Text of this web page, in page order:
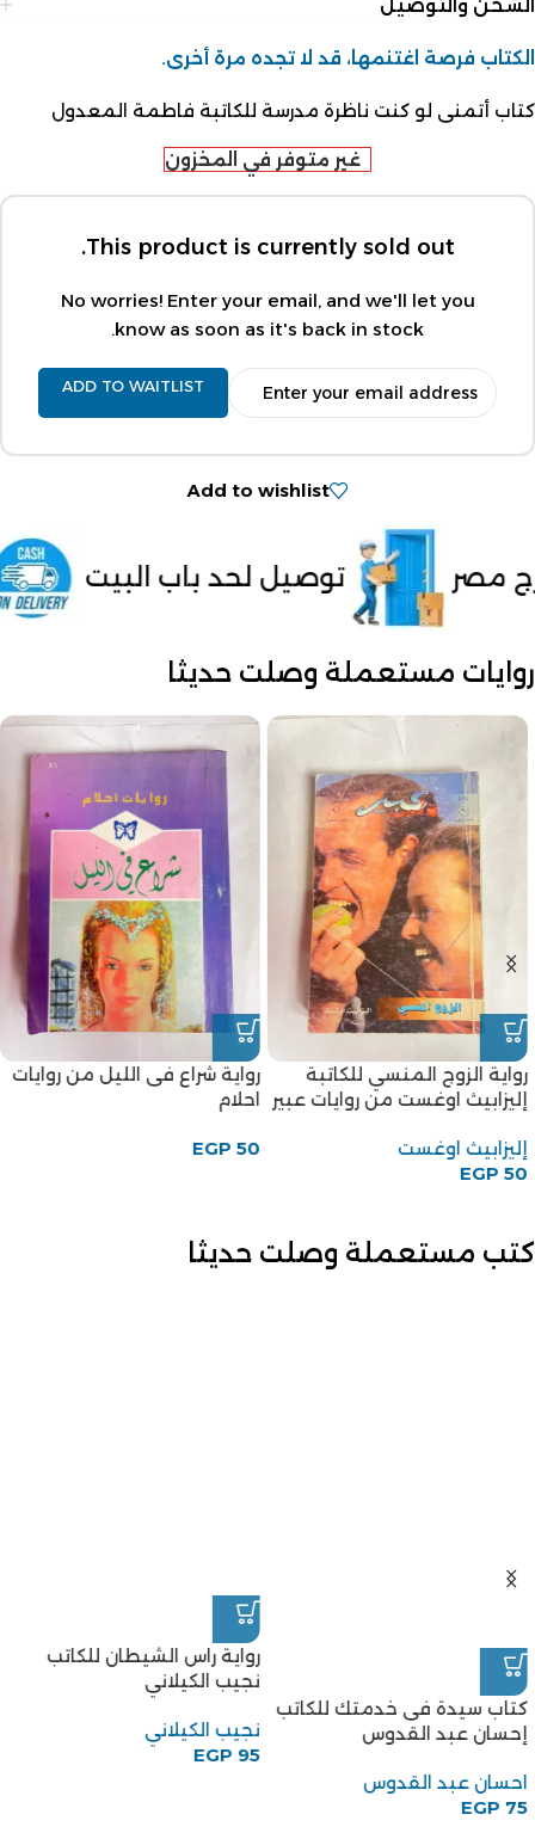
الشحن والتوصيل
الكتاب فرصة اغتنمها، قد لا تجده مرة أخرى.
كتاب أتمنى لو كنت ناظرة مدرسة للكاتبة فاطمة المعدول
غير متوفر في المخزون
This product is currently sold out.
No worries! Enter your email, and we'll let you
know as soon as it's back in stock.
ADD TO WAITLIST
Add to wishlist
الدفع عند الاستلام باب البيت
روايات مستعملة وصلت حديثا
رواية الزوج المنسي للكاتبة
إليزابيث اوغست من روايات عبير
إليزابيث اوغست
EGP 50
رواية شراع فى الليل من روايات
احلام
EGP 50
كتب مستعملة وصلت حديثا
كتاب سيدة فى خدمتك للكاتب
إحسان عبد القدوس
احسان عبد القدوس
EGP 75
رواية راس الشيطان للكاتب
نجيب الكيلاني
نجيب الكيلاني
EGP 95